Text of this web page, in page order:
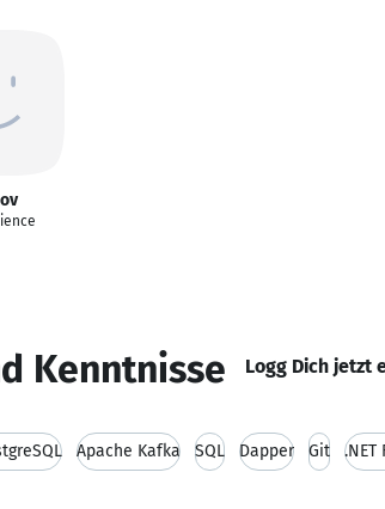
Kenntnisse Logg Dich jetzt
Apache Kafka SQL Dapper Git .NET